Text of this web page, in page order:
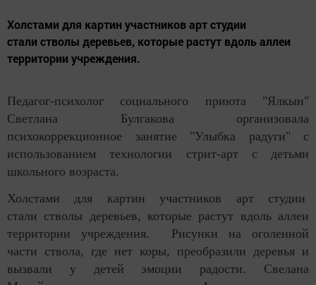
Холстами для картин участников арт студии
стали стволы деревьев, которые растут вдоль аллеи
территории учреждения.
Педагог-психолог социального приюта "Ялкын"
Светлана Булгакова организовала
психокоррекционное занятие "Улыбка радуги" с
использованием технологии стрит-арт с детьми
школьного возраста.
Холстами для картин участников арт студии
стали стволы деревьев, которые растут вдоль аллеи
территории учреждения. Рисунки на оголенной
части ствола, где нет коры, преобразили деревья и
вызвали у детей эмоции радости. Свелана